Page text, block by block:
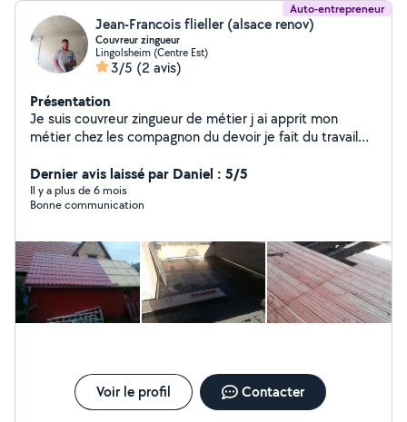
Auto-entrepreneur
Jean-Francois flieller (alsace renov)
Couvreur zingueur
Lingolsheim (Centre Est)
3/5 (2 avis)
Présentation
Je suis couvreur zingueur de métier j ai apprit mon
métier chez les compagnon du devoir je fait du travail
Dernier avis laissé par Daniel : 5/5
Il y a plus de 6 mois
Bonne communication
Voir le profil Contacter